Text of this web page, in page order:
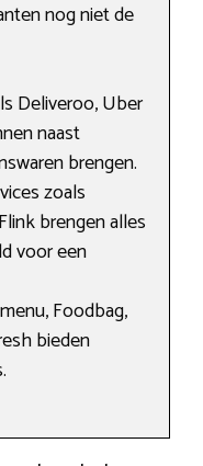
nog niet de
Deliveroo, Uber
naast
brengen.
zoals
brengen alles
voor een
Foodbag,
bieden